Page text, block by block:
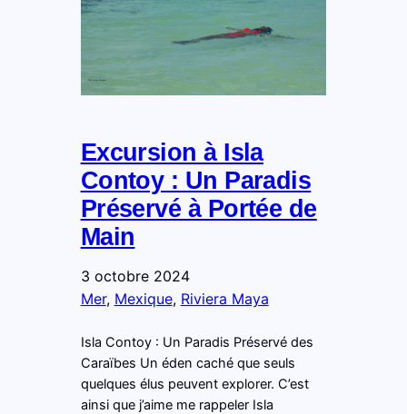
Excursion à Isla
Contoy : Un Paradis
Préservé à Portée de
Main
3 octobre 2024
Mer, Mexique, Riviera Maya
Isla Contoy : Un Paradis Préservé des
Caraïbes Un éden caché que seuls
quelques élus peuvent explorer. C’est
ainsi que j’aime me rappeler Isla